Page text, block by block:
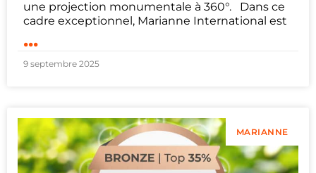
une projection monumentale à 360°. Dans ce
cadre exceptionnel, Marianne International est
...
9 septembre 2025
MARIANNE